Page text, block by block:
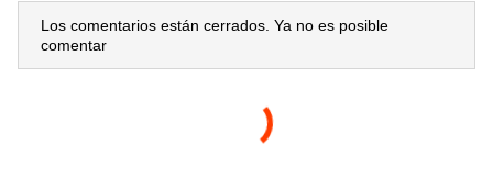
Los comentarios están cerrados. Ya no es posible
comentar